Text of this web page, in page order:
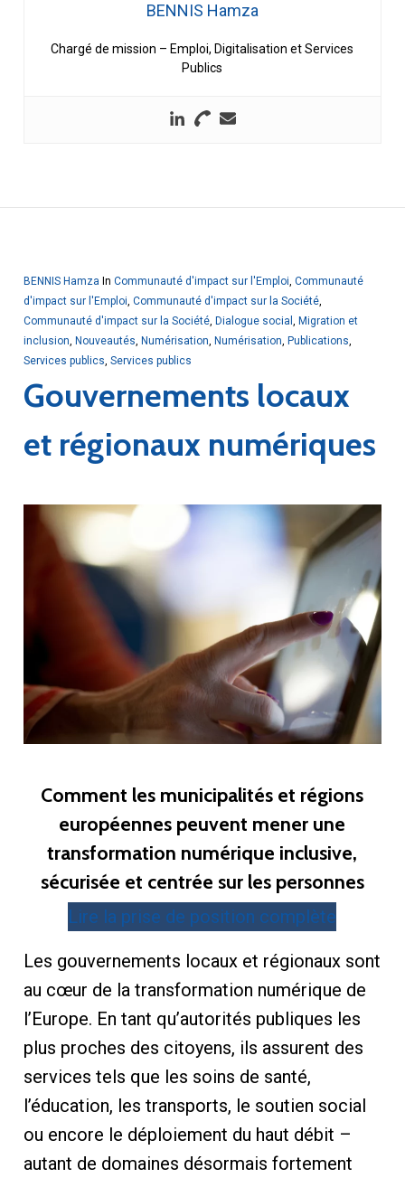
BENNIS Hamza
Chargé de mission – Emploi, Digitalisation et Services
Publics
BENNIS Hamza In Communauté d'impact sur l'Emploi, Communauté
d'impact sur l'Emploi, Communauté d'impact sur la Société,
Communauté d'impact sur la Société, Dialogue social , Migration et
inclusion, Nouveautés, Numérisation, Numérisation, Publications,
Services publics, Services publics
Gouvernements locaux
et régionaux numériques
Comment les municipalités et régions
européennes peuvent mener une
transformation numérique inclusive,
sécurisée et centrée sur les personnes
Lire la prise de position complète
Les gouvernements locaux et régionaux sont
au cœur de la transformation numérique de
l’Europe. En tant qu’autorités publiques les
plus proches des citoyens, ils assurent des
services tels que les soins de santé,
l’éducation, les transports, le soutien social
ou encore le déploiement du haut débit –
autant de domaines désormais fortement